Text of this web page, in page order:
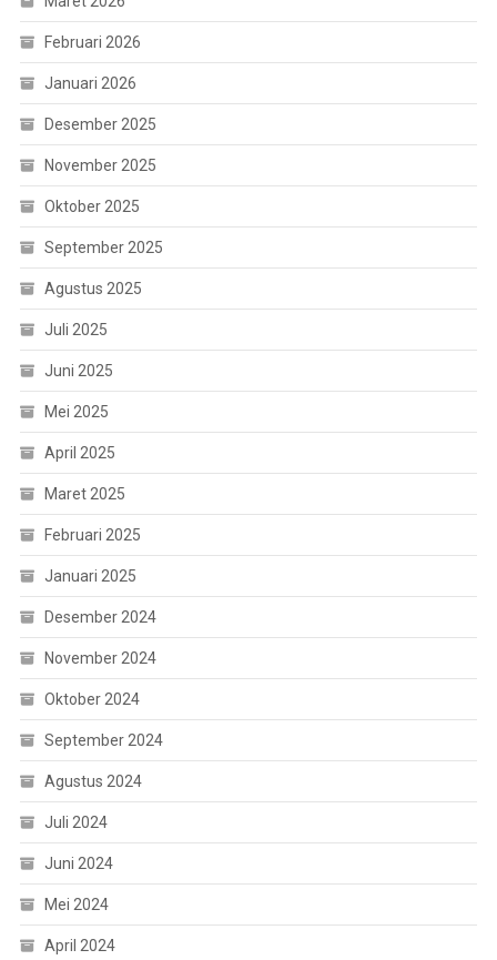
Februari 2026
Januari 2026
Desember 2025
November 2025
Oktober 2025
September 2025
Agustus 2025
Juli 2025
Juni 2025
Mei 2025
April 2025
Maret 2025
Februari 2025
Januari 2025
Desember 2024
November 2024
Oktober 2024
September 2024
Agustus 2024
Juli 2024
Juni 2024
Mei 2024
April 2024